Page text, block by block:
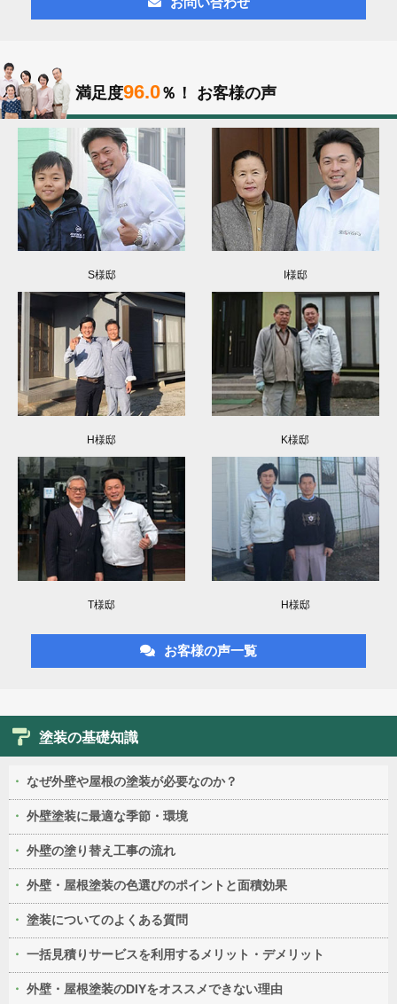
満足度96.0％！ お客様の声
S様邸 I様邸
H様邸 K様邸
T様邸 H様邸
お客様の声一覧
塗装の基礎知識
なぜ外壁や屋根の塗装が必要なのか？
外壁塗装に最適な季節・環境
外壁の塗り替え工事の流れ
外壁・屋根塗装の色選びのポイントと面積効果
塗装についてのよくある質問
一括見積りサービスを利用するメリット・デメリット
外壁・屋根塗装のDIYをオススメできない理由